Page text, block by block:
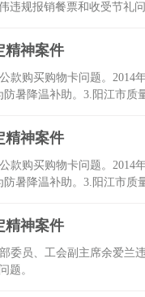
违规报销餐票和收受节礼
精神案件
款购买购物卡问题。2014
暑降温补助。3.阳江市
精神案件
款购买购物卡问题。2014
暑降温补助。3.阳江市
精神案件
委员、工会副主席余爱
题。